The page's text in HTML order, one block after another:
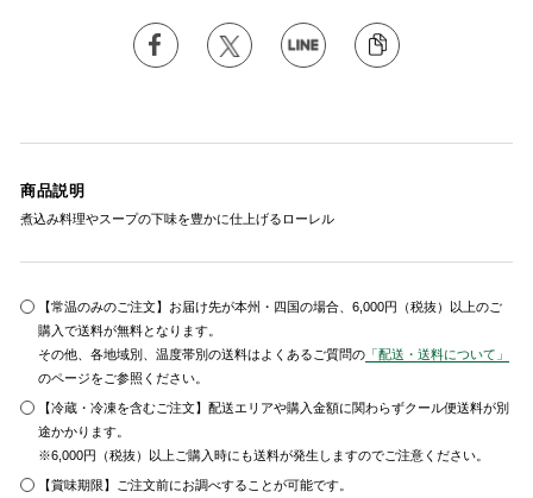
商品説明
煮込み料理やスープの下味を豊かに仕上げるローレル
【常温のみのご注文】お届け先が本州・四国の場合、6,000円（税抜）以上のご
購入で送料が無料となります。
その他、各地域別、温度帯別の送料はよくあるご質問の 「配送・送料について」
のページをご参照ください。
【冷蔵・冷凍を含むご注文】配送エリアや購入金額に関わらずクール便送料が別
途かかります。
※6,000円（税抜）以上ご購入時にも送料が発生しますのでご注意ください。
【賞味期限】ご注文前にお調べすることが可能です。